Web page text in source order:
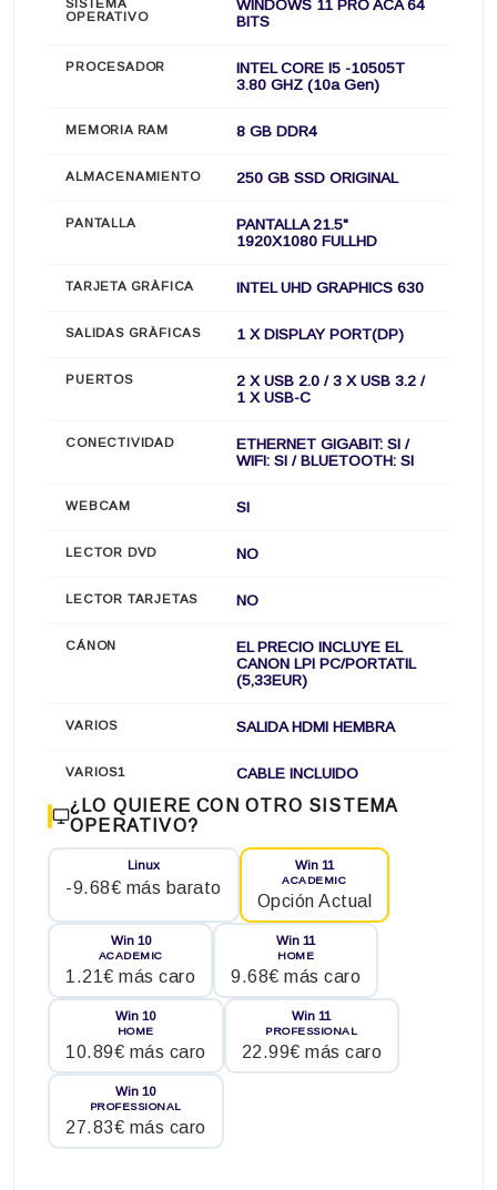
SISTEMA
OPERATIVO
WINDOWS 11 PRO ACA 64
BITS
PROCESADOR
INTEL CORE I5 -10505T
3.80 GHZ (10a Gen)
MEMORIA RAM 8 GB DDR4
ALMACENAMIENTO 250 GB SSD ORIGINAL
PANTALLA
PANTALLA 21.5"
1920X1080 FULLHD
TARJETA GRÀFICA INTEL UHD GRAPHICS 630
SALIDAS GRÀFICAS 1 X DISPLAY PORT(DP)
PUERTOS
2 X USB 2.0 / 3 X USB 3.2 /
1 X USB-C
CONECTIVIDAD
ETHERNET GIGABIT: SI /
WIFI: SI / BLUETOOTH: SI
WEBCAM SI
LECTOR DVD NO
LECTOR TARJETAS NO
CÁNON
EL PRECIO INCLUYE EL
CANON LPI PC/PORTATIL
(5,33EUR)
VARIOS SALIDA HDMI HEMBRA
VARIOS1 CABLE INCLUIDO
¿LO QUIERE CON OTRO SISTEMA
OPERATIVO?
Linux
-9.68€ más barato
Win 11
ACADEMIC
Opción Actual
Win 10
ACADEMIC
1.21€ más caro
Win 11
HOME
9.68€ más caro
Win 10
HOME
10.89€ más caro
Win 11
PROFESSIONAL
22.99€ más caro
Win 10
PROFESSIONAL
27.83€ más caro